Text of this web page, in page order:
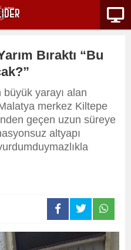
Bıraktı “Bu
yarayı alan
merkez Kiltepe
geçen uzun süreye
altyapı